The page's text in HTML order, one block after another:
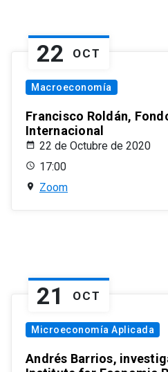
22 OCT
Macroeconomía
Francisco Roldán,
Internacional
22 de Octubre de 2020
17:00
Zoom
21 OCT
Microeconomía Aplicada
Andrés Barrios,